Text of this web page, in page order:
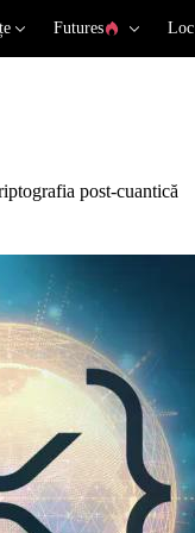
Futures Loc
post-cuantică